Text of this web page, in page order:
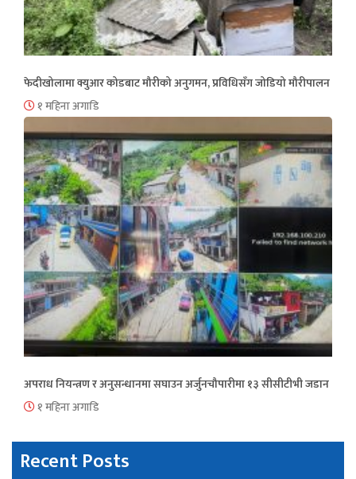
फेदीखोलामा क्युआर कोडबाट मौरीको अनुगमन, प्रविधिसँग जोडियो मौरीपालन
१ महिना अगाडि
अपराध नियन्त्रण र अनुसन्धानमा सघाउन अर्जुनचौपारीमा १३ सीसीटीभी जडान
१ महिना अगाडि
Recent Posts